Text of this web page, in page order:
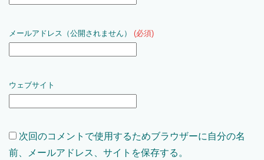
メールアドレス（公開されません） (必須)
ウェブサイト
次回のコメントで使用するためブラウザーに自分の名
前、メールアドレス、サイトを保存する。